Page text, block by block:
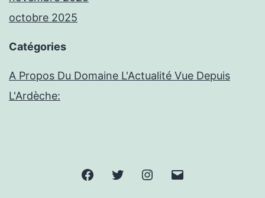
octobre 2025
Catégories
A Propos Du Domaine L'Actualité Vue Depuis
L'Ardèche:
FacebookTwitter Instagram